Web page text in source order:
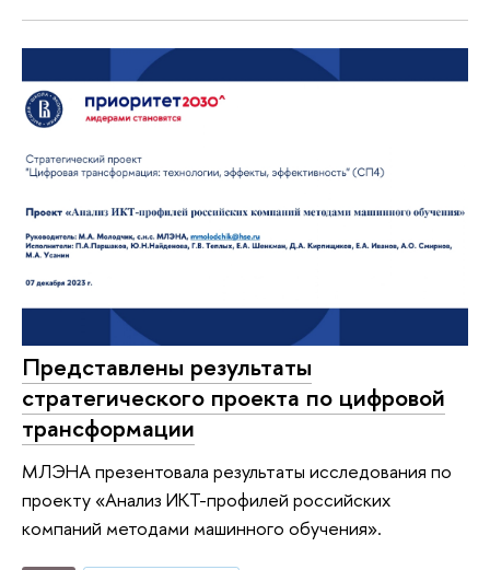
Представлены результаты
стратегического проекта по цифровой
трансформации
МЛЭНА презентовала результаты исследования по
проекту «Анализ ИКТ-профилей российских
компаний методами машинного обучения».